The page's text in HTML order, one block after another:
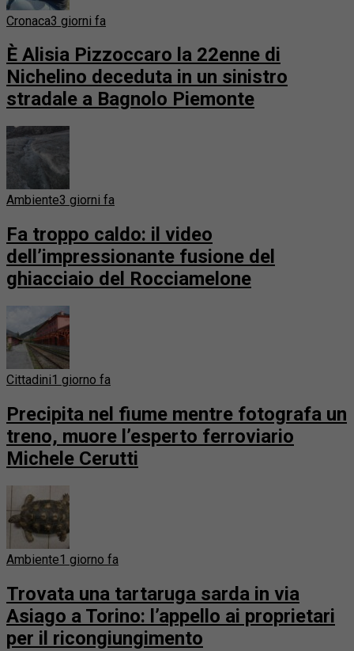
Cronaca3 giorni fa
È Alisia Pizzoccaro la 22enne di
Nichelino deceduta in un sinistro
stradale a Bagnolo Piemonte
Ambiente3 giorni fa
Fa troppo caldo: il video
dell’impressionante fusione del
ghiacciaio del Rocciamelone
Cittadini1 giorno fa
Precipita nel fiume mentre fotografa un
treno, muore l’esperto ferroviario
Michele Cerutti
Ambiente1 giorno fa
Trovata una tartaruga sarda in via
Asiago a Torino: l’appello ai proprietari
per il ricongiungimento